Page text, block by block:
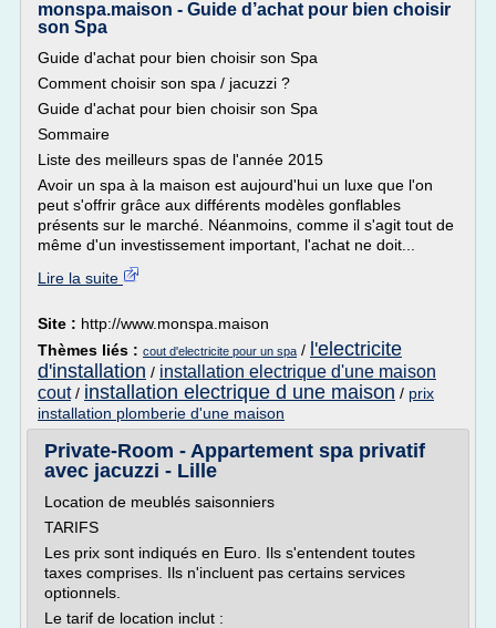
monspa.maison - Guide d’achat pour bien choisir
son Spa
Guide d'achat pour bien choisir son Spa
Comment choisir son spa / jacuzzi ?
Guide d'achat pour bien choisir son Spa
Sommaire
Liste des meilleurs spas de l'année 2015
Avoir un spa à la maison est aujourd'hui un luxe que l'on
peut s'offrir grâce aux différents modèles gonflables
présents sur le marché. Néanmoins, comme il s'agit tout de
même d'un investissement important, l'achat ne doit...
Lire la suite
Site : http://www.monspa.maison
Thèmes liés : cout d'electricite pour un spa / l'electricite
d'installation / installation electrique d'une maison
cout/ installation electrique d une maison / prix
installation plomberie d'une maison
Private-Room - Appartement spa privatif
avec jacuzzi - Lille
Location de meublés saisonniers
TARIFS
Les prix sont indiqués en Euro. Ils s'entendent toutes
taxes comprises. Ils n'incluent pas certains services
optionnels.
Le tarif de location inclut :